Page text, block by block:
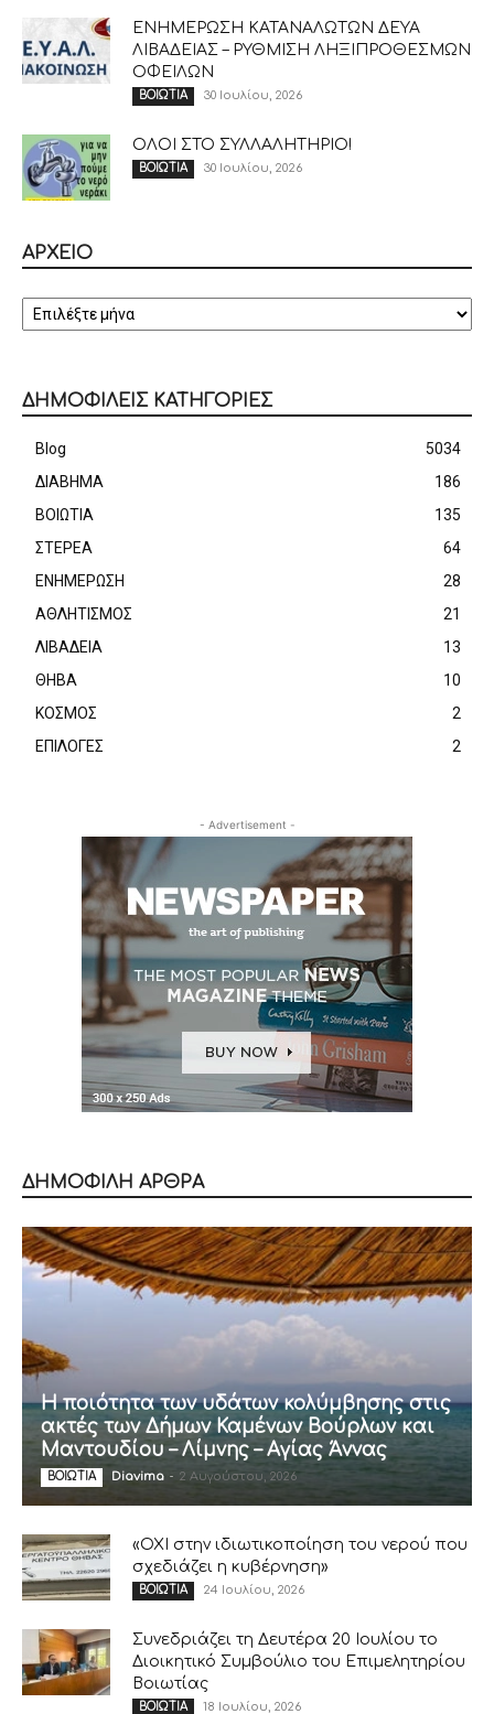
ΕΝΗΜΕΡΩΣΗ ΚΑΤΑΝΑΛΩΤΩΝ ΔΕΥΑ
ΛΙΒΑΔΕΙΑΣ – ΡΥΘΜΙΣΗ ΛΗΞΙΠΡΟΘΕΣΜΩΝ
ΟΦΕΙΛΩΝ
ΒΟΙΩΤΙΑ 30 Ιουλίου, 2026
ΟΛΟΙ ΣΤΟ ΣΥΛΛΑΛΗΤΗΡΙΟ!
ΒΟΙΩΤΙΑ 30 Ιουλίου, 2026
ΑΡΧΕΙΟ
ΑΡΧΕΙΟ
ΔΗΜΟΦΙΛΕΙΣ ΚΑΤΗΓΟΡΙΕΣ
Blog
5034
ΔΙΑΒΗΜΑ
186
ΒΟΙΩΤΙΑ
135
ΣΤΕΡΕΑ
64
ΕΝΗΜΕΡΩΣΗ
28
ΑΘΛΗΤΙΣΜΟΣ
21
ΛΙΒΑΔΕΙΑ
13
ΘΗΒΑ
10
ΚΟΣΜΟΣ
2
ΕΠΙΛΟΓΕΣ
2
- Advertisement -
ΔΗΜΟΦΙΛΗ ΑΡΘΡΑ
Η ποιότητα των υδάτων κολύμβησης στις
ακτές των Δήμων Καμένων Βούρλων και
Μαντουδίου – Λίμνης – Αγίας Άννας
ΒΟΙΩΤΙΑ Diavima - 2 Αυγούστου, 2026
«ΟΧΙ στην ιδιωτικοποίηση του νερού που
σχεδιάζει η κυβέρνηση»
ΒΟΙΩΤΙΑ 24 Ιουλίου, 2026
Συνεδριάζει τη Δευτέρα 20 Ιουλίου το
Διοικητικό Συμβούλιο του Επιμελητηρίου
Βοιωτίας
ΒΟΙΩΤΙΑ 18 Ιουλίου, 2026